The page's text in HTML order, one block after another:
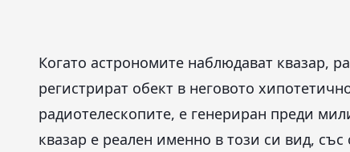
Когато астрономите наблюдават квазар,
регистрират обект в неговото
радиотелескопите, е генериран преди
квазар е реален именно в този си вид,